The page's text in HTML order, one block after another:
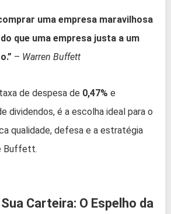
uma empresa maravilhosa
que uma empresa justa a um
– Warren Buffett
de despesa de 0,47% e
dividendos, é a escolha ideal para o
qualidade, defesa e a estratégia
Buffett.
Carteira: O Espelho da